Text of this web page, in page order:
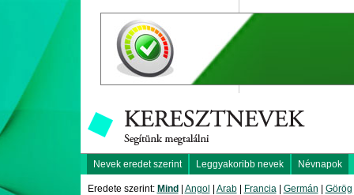
Nevek eredet szerint Leggyakoribb nevek Névnapok
Eredete szerint: Mind Angol Arab| Francia| Germán Görög